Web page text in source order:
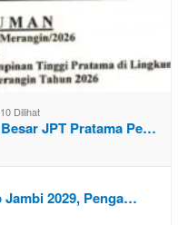
Dilihat
JPT Pratama Pe…
2029, Penga…